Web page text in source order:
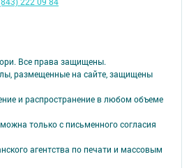
Все права защищены.
размещенные на сайте, защищены
и распространение в любом объеме
только с письменного согласия
агентства по печати и массовым